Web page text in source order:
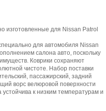
изготовленные для Nissan Patrol
для автомобиля Nissan
салона авто, поскольку
Коврики сохраняют
чистоте. Набор поставки
пассажирский, задний
ворс велюровой поверхности
к низким температурам и